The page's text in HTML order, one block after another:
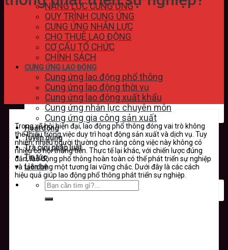
NĂNG LỰC CUNG ỨNG
QUY TRÌNH CUNG ỨNG
CUNG ỨNG NHÂN LỰC
CHO THUÊ LAO ĐỘNG
CƠ CẤU TỔ CHỨC
CHÍNH SÁCH
CUNG ỨNG LAO ĐỘNG
Cung ứng lao động phổ thông
Cung ứng lao động thời vụ
Cung ứng lao động xuất khẩu
Cung ứng nhân lực chuyên môn
Cung ứng gia công sản xuất
Hoạt động
Tuyển dụng
Tra cứu pháp luật
Tin tức
Liên hệ
Trong xã hội hiện đại, lao động phổ thông đóng vai trò không
thể thiếu trong việc duy trì hoạt động sản xuất và dịch vụ. Tuy
nhiên, nhiều người thường cho rằng công việc này không có
nhiều cơ hội thăng tiến. Thực tế lại khác, với chiến lược đúng
đắn, lao động phổ thông hoàn toàn có thể phát triển sự nghiệp
và tạo dựng một tương lai vững chắc. Dưới đây là các cách
hiệu quả giúp lao động phổ thông phát triển sự nghiệp.